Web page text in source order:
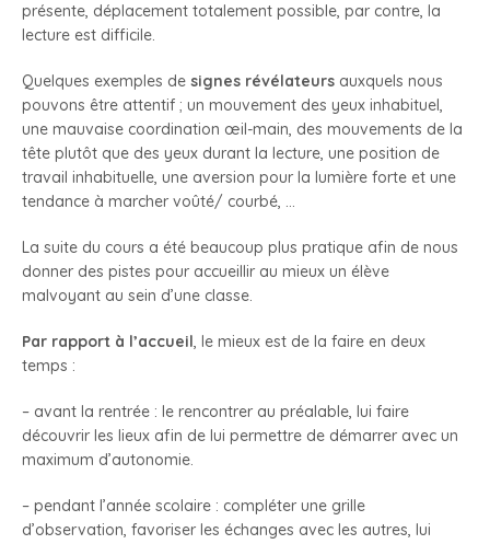
présente, déplacement totalement possible, par contre, la
lecture est difficile.
Quelques exemples de signes révélateurs auxquels nous
pouvons être attentif ; un mouvement des yeux inhabituel,
une mauvaise coordination œil-main, des mouvements de la
tête plutôt que des yeux durant la lecture, une position de
travail inhabituelle, une aversion pour la lumière forte et une
tendance à marcher voûté/ courbé, …
La suite du cours a été beaucoup plus pratique afin de nous
donner des pistes pour accueillir au mieux un élève
malvoyant au sein d’une classe.
Par rapport à l’accueil, le mieux est de la faire en deux
temps :
– avant la rentrée : le rencontrer au préalable, lui faire
découvrir les lieux afin de lui permettre de démarrer avec un
maximum d’autonomie.
– pendant l’année scolaire : compléter une grille
d’observation, favoriser les échanges avec les autres, lui